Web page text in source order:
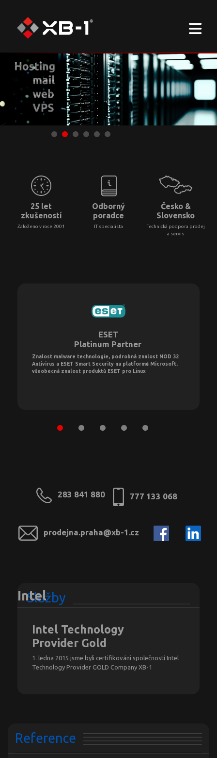
25 let
zkušeností
Založeno v roce 2001
Odborný
poradce
IT specialista
Česko &
Slovensko
Technická podpora prodej
a servis
ESET
Platinum Partner
Znalost malware technologie, podrobná znalost NOD 32
Antivirus a ESET Smart Security na platformě Microsoft,
všeobecná znalost produktů ESET pro Linux
283 841 880 777 133 068
prodejna.praha@xb-1.cz
Služby
Intel
Intel Technology
Provider Gold
1. ledna 2015 jsme byli certifikováni společností Intel
Technology Provider GOLD Company XB-1
Reference